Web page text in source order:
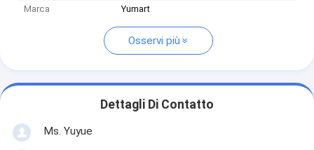
Marca
Yumart
Osservi più
Dettagli Di Contatto
Ms. Yuyue